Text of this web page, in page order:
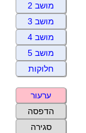
מושב 2
מושב 3
מושב 4
מושב 5
חלוקות
ערעור
הדפסה
סגירה